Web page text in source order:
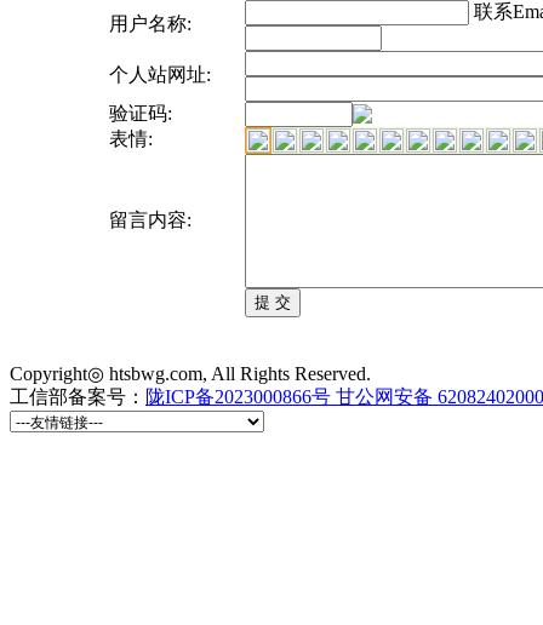
用户名称:
联系
个人站网址:
验证码:
表情:
留言内容:
Copyright◎ htsbwg.com, All Rights Reserved.
工信部备案号： 陇ICP备2023000866号 甘公网安备